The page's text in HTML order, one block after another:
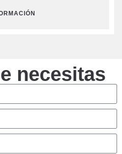
necesitas